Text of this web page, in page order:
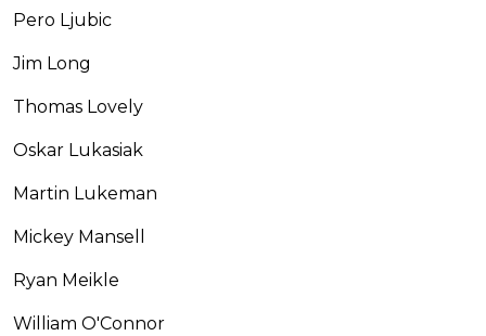
Pero Ljubic
Jim Long
Thomas Lovely
Oskar Lukasiak
Martin Lukeman
Mickey Mansell
Ryan Meikle
William O'Connor